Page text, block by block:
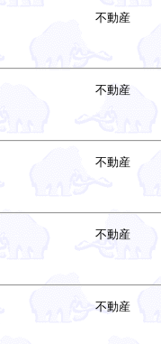
不動産
不動産
不動産
不動産
不動産